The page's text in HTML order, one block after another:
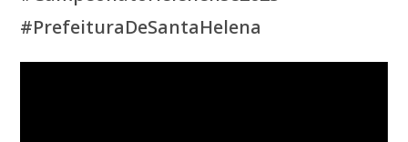
#PrefeituraDeSantaHelena